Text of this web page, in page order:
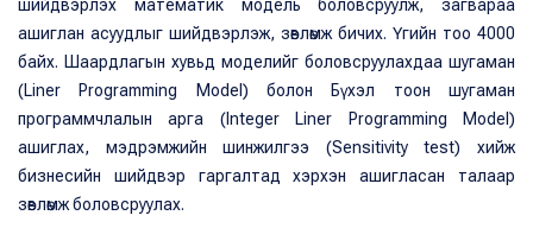
шийдвэрлэх математик модель боловсруулж, загвараа
ашиглан асуудлыг шийдвэрлэж, зөвлөмж бичих. Үгийн тоо 4000
байх. Шаардлагын хувьд моделийг боловсруулахдаа шугаман
(Liner Programming Model) болон Бүхэл тоон шугаман
программчлалын арга (Integer Liner Programming Model)
ашиглах, мэдрэмжийн шинжилгээ (Sensitivity test) хийж
бизнесийн шийдвэр гаргалтад хэрхэн ашигласан талаар
зөвлөмж боловсруулах.